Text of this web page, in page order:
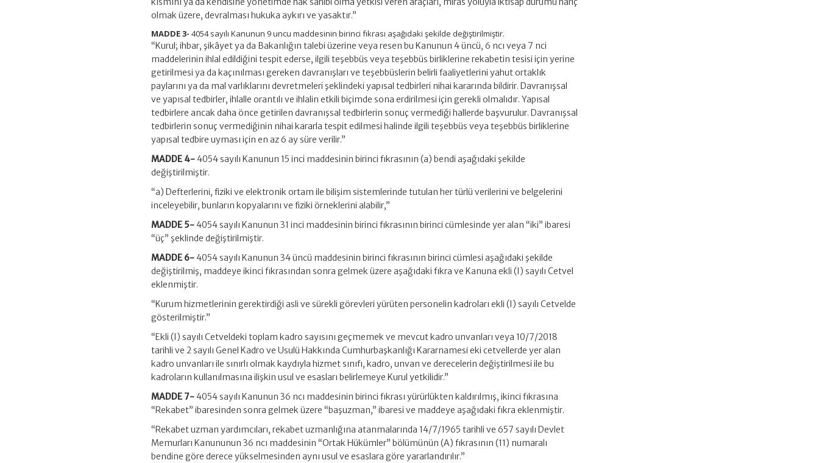
olmak üzere, devralması hukuka aykırı ve yasaktır.”
MADDE 3- 4054 sayılı Kanunun 9 uncu maddesinin birinci fıkrası aşağıdaki şekilde değiştirilmiştir.
“Kurul; ihbar, şikâyet ya da Bakanlığın talebi üzerine veya resen bu Kanunun 4 üncü, 6 ncı veya 7 nci
maddelerinin ihlal edildiğini tespit ederse, ilgili teşebbüs veya teşebbüs birliklerine rekabetin tesisi için yerine
getirilmesi ya da kaçınılması gereken davranışları ve teşebbüslerin belirli faaliyetlerini yahut ortaklık
paylarını ya da mal varlıklarını devretmeleri şeklindeki yapısal tedbirleri nihai kararında bildirir. Davranışsal
ve yapısal tedbirler, ihlalle orantılı ve ihlalin etkili biçimde sona erdirilmesi için gerekli olmalıdır. Yapısal
tedbirlere ancak daha önce getirilen davranışsal tedbirlerin sonuç vermediği hallerde başvurulur. Davranışsal
tedbirlerin sonuç vermediğinin nihai kararla tespit edilmesi halinde ilgili teşebbüs veya teşebbüs birliklerine
yapısal tedbire uyması için en az 6 ay süre verilir.”
MADDE 4- 4054 sayılı Kanunun 15 inci maddesinin birinci fıkrasının (a) bendi aşağıdaki şekilde
değiştirilmiştir.
“a) Defterlerini, fiziki ve elektronik ortam ile bilişim sistemlerinde tutulan her türlü verilerini ve belgelerini
inceleyebilir, bunların kopyalarını ve fiziki örneklerini alabilir,”
MADDE 5- 4054 sayılı Kanunun 31 inci maddesinin birinci fıkrasının birinci cümlesinde yer alan “iki” ibaresi
“üç” şeklinde değiştirilmiştir.
MADDE 6- 4054 sayılı Kanunun 34 üncü maddesinin birinci fıkrasının birinci cümlesi aşağıdaki şekilde
değiştirilmiş, maddeye ikinci fıkrasından sonra gelmek üzere aşağıdaki fıkra ve Kanuna ekli (I) sayılı Cetvel
eklenmiştir.
“Kurum hizmetlerinin gerektirdiği asli ve sürekli görevleri yürüten personelin kadroları ekli (I) sayılı Cetvelde
gösterilmiştir.”
“Ekli (I) sayılı Cetveldeki toplam kadro sayısını geçmemek ve mevcut kadro unvanları veya 10/7/2018
tarihli ve 2 sayılı Genel Kadro ve Usulü Hakkında Cumhurbaşkanlığı Kararnamesi eki cetvellerde yer alan
kadro unvanları ile sınırlı olmak kaydıyla hizmet sınıfı, kadro, unvan ve derecelerin değiştirilmesi ile bu
kadroların kullanılmasına ilişkin usul ve esasları belirlemeye Kurul yetkilidir.”
MADDE 7- 4054 sayılı Kanunun 36 ncı maddesinin birinci fıkrası yürürlükten kaldırılmış, ikinci fıkrasına
“Rekabet” ibaresinden sonra gelmek üzere “başuzman,” ibaresi ve maddeye aşağıdaki fıkra eklenmiştir.
“Rekabet uzman yardımcıları, rekabet uzmanlığına atanmalarında 14/7/1965 tarihli ve 657 sayılı Devlet
Memurları Kanununun 36 ncı maddesinin “Ortak Hükümler” bölümünün (A) fıkrasının (11) numaralı
bendine göre derece yükselmesinden aynı usul ve esaslara göre yararlandırılır.”